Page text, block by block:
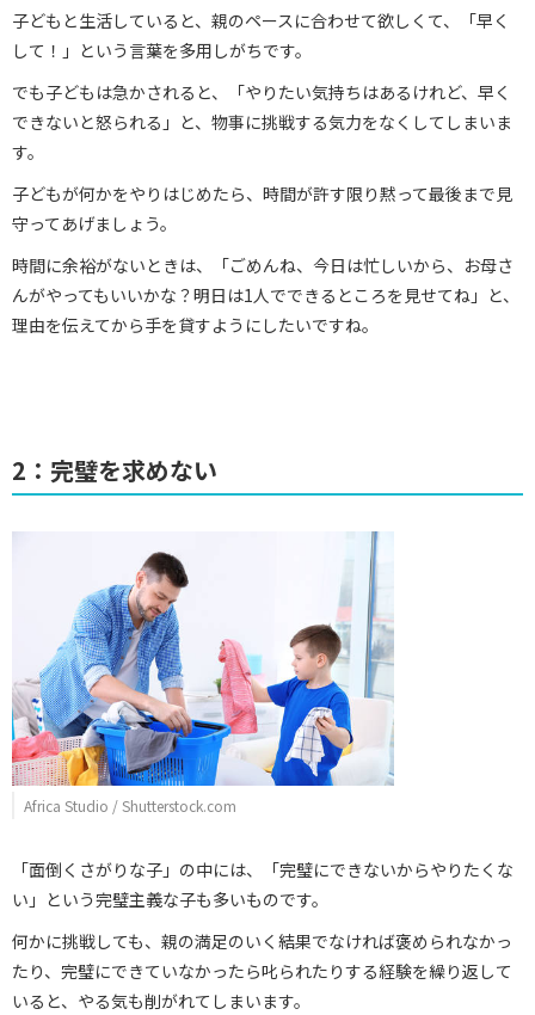
子どもと生活していると、親のペースに合わせて欲しくて、「早く
して！」という言葉を多用しがちです。
でも子どもは急かされると、「やりたい気持ちはあるけれど、早く
できないと怒られる」と、物事に挑戦する気力をなくしてしまいま
す。
子どもが何かをやりはじめたら、時間が許す限り黙って最後まで見
守ってあげましょう。
時間に余裕がないときは、「ごめんね、今日は忙しいから、お母さ
んがやってもいいかな？明日は1人でできるところを見せてね」と、
理由を伝えてから手を貸すようにしたいですね。
2：完璧を求めない
Africa Studio / Shutterstock.com
「面倒くさがりな子」の中には、「完璧にできないからやりたくな
い」という完璧主義な子も多いものです。
何かに挑戦しても、親の満足のいく結果でなければ褒められなかっ
たり、完璧にできていなかったら叱られたりする経験を繰り返して
いると、やる気も削がれてしまいます。